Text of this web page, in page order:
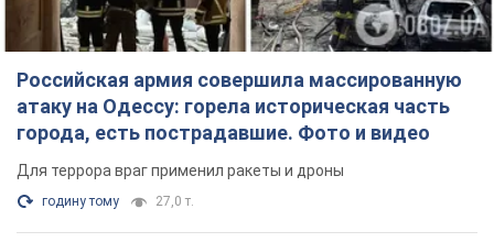
Российская армия совершила массированную
атаку на Одессу: горела историческая часть
города, есть пострадавшие. Фото и видео
Для террора враг применил ракеты и дроны
годину тому 27,0 т.